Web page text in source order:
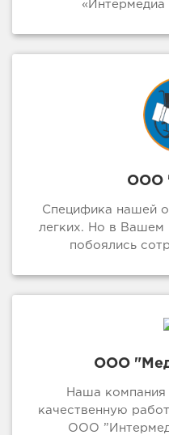
«Интермедиа
ООО
Специфика нашей
легких. Но в Вашем
побоялись
ООО
Наша компания
качественную
ООО